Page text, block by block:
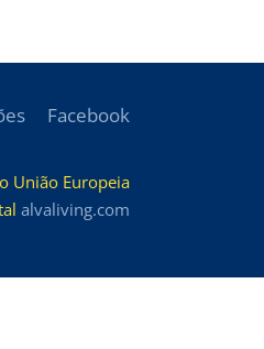
Facebook
União Europeia
alvaliving.com